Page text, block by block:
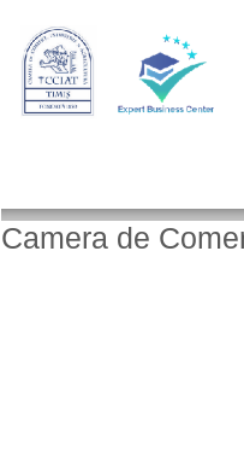
Camera de